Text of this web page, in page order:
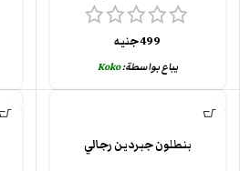
499جنيه
يباع بواسطة:Koko
بنطلون جبردين رجالي